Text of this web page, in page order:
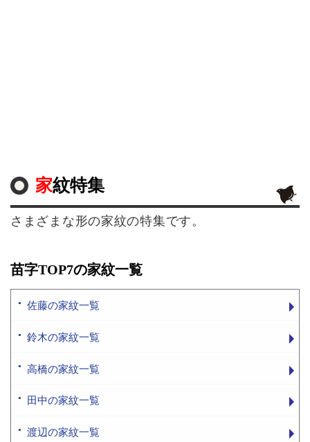
家紋特集
さまざまな形の家紋の特集です。
苗字TOP7の家紋一覧
佐藤の家紋一覧
鈴木の家紋一覧
高橋の家紋一覧
田中の家紋一覧
渡辺の家紋一覧